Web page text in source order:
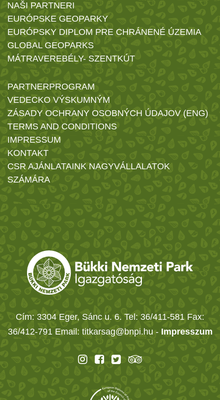
NAŠI PARTNERI
EURÓPSKE GEOPARKY
EURÓPSKY DIPLOM PRE CHRÁNENÉ ÚZEMIA
GLOBAL GEOPARKS
MÁTRAVEREBÉLY- SZENTKÚT
PARTNERPROGRAM
VEDECKO VÝSKUMNÝM
ZÁSADY OCHRANY OSOBNÝCH ÚDAJOV (ENG)
TERMS AND CONDITIONS
IMPRESSUM
KONTAKT
CSR AJÁNLATAINK NAGYVÁLLALATOK
SZÁMÁRA
Cím: 3304 Eger, Sánc u. 6. Tel: 36/411-581 Fax:
36/412-791 Email: titkarsag@bnpi.hu - Impresszum